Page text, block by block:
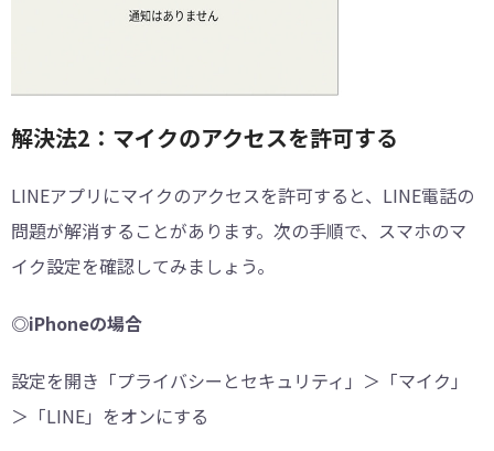
解決法2：マイクのアクセスを許可する
LINEアプリにマイクのアクセスを許可すると、LINE電話の
問題が解消することがあります。次の手順で、スマホのマ
イク設定を確認してみましょう。
◎iPhoneの場合
設定を開き「プライバシーとセキュリティ」＞「マイク」
＞「LINE」をオンにする